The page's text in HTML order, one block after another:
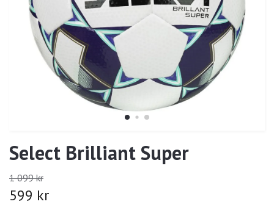
Select Brilliant Super
1 099 kr
599 kr